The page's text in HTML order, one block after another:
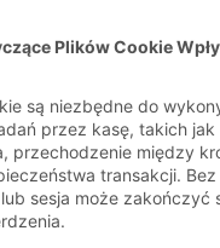
Plików Cookie
są niezbędne do
przez kasę, takich jak
przechodzenie między
transakcji. Bez
sesja może zakończyć